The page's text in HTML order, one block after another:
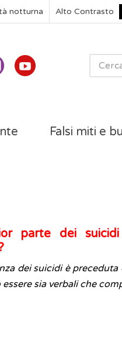
notturna Alto Contrasto
Falsi miti e
parte dei
dei suicidi è preceduta
essere sia verbali che